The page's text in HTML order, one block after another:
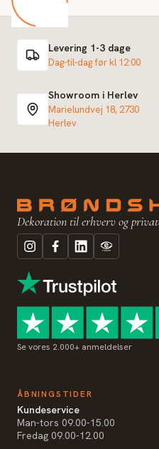
Levering 1-3 dage
Dag-til-dag før kl 12:00
Showroom i Herlev
Marielundvej 18, 2730
Herlev
Dekoration til erhverv og
Se vores 2.000+ anmeldelser
ÅBNINGSTIDER
Kundeservice
Man-tors 09.00-15.00
Fredag 09.00-12.00